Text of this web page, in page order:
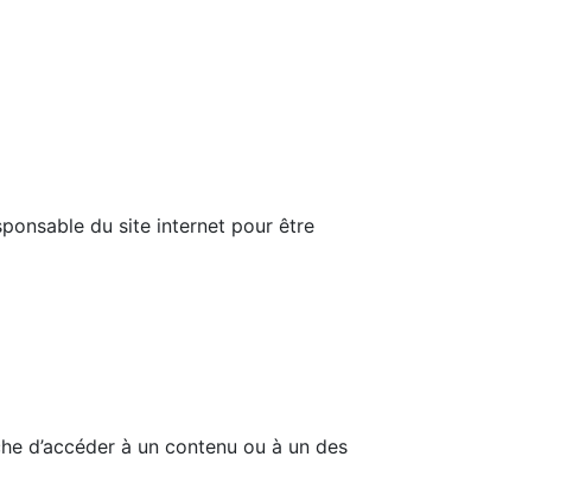
du site internet pour être
d’accéder à un contenu ou à un des